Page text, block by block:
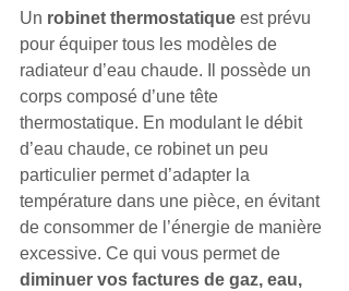
Un robinet thermostatique est prévu
pour équiper tous les modèles de
radiateur d’eau chaude. Il possède un
corps composé d’une tête
thermostatique. En modulant le débit
d’eau chaude, ce robinet un peu
particulier permet d’adapter la
température dans une pièce, en évitant
de consommer de l’énergie de manière
excessive. Ce qui vous permet de
diminuer vos factures de gaz, eau,